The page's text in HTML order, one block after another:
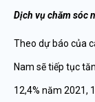
Dịch vụ chăm sóc
Theo dự báo của
Nam sẽ tiếp tục
12,4% năm 2021,